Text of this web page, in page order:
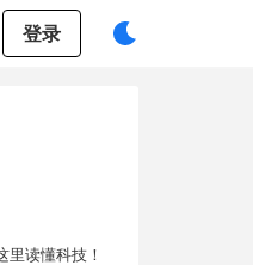
登录
里读懂科技！